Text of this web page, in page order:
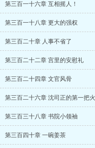
第三百一十六章 互相摇人！
第三百一十八章 更大的强权
第三百二十章 人事不省了
第三百二十二章 宫里的安慰礼
第三百二十四章 文官风骨
第三百二十六章 沈司正的第一把火
第三百三十八章 书院小领袖
第三百四十章 一碗姜茶